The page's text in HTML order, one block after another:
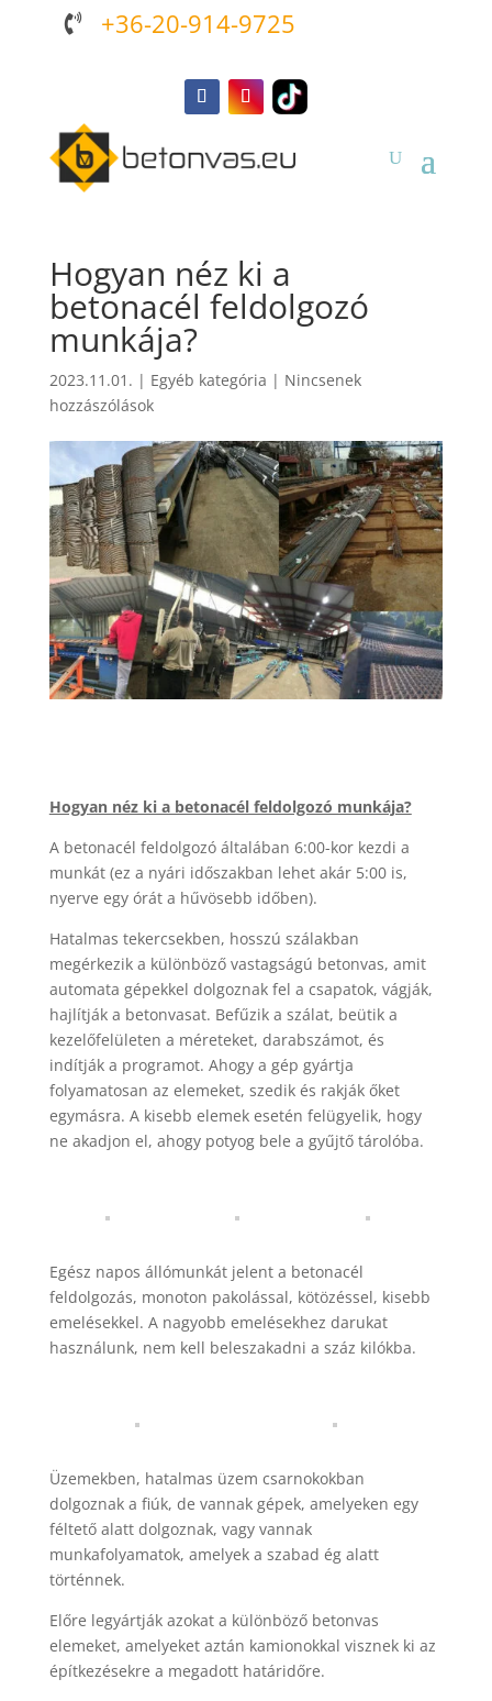
 +36-20-914-9725
Hogyan néz ki a
betonacél feldolgozó
munkája?
2023.11.01. | Egyéb kategória | Nincsenek
hozzászólások
Hogyan néz ki a betonacél feldolgozó munkája?
A betonacél feldolgozó általában 6:00-kor kezdi a
munkát (ez a nyári időszakban lehet akár 5:00 is,
nyerve egy órát a hűvösebb időben).
Hatalmas tekercsekben, hosszú szálakban
megérkezik a különböző vastagságú betonvas, amit
automata gépekkel dolgoznak fel a csapatok, vágják,
hajlítják a betonvasat. Befűzik a szálat, beütik a
kezelőfelületen a méreteket, darabszámot, és
indítják a programot. Ahogy a gép gyártja
folyamatosan az elemeket, szedik és rakják őket
egymásra. A kisebb elemek esetén felügyelik, hogy
ne akadjon el, ahogy potyog bele a gyűjtő tárolóba.
Egész napos állómunkát jelent a betonacél
feldolgozás, monoton pakolással, kötözéssel, kisebb
emelésekkel. A nagyobb emelésekhez darukat
használunk, nem kell beleszakadni a száz kilókba.
Üzemekben, hatalmas üzem csarnokokban
dolgoznak a fiúk, de vannak gépek, amelyeken egy
féltető alatt dolgoznak, vagy vannak
munkafolyamatok, amelyek a szabad ég alatt
történnek.
Előre legyártják azokat a különböző betonvas
elemeket, amelyeket aztán kamionokkal visznek ki az
építkezésekre a megadott határidőre.